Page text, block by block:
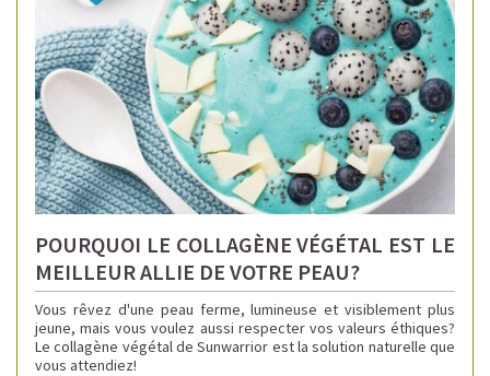
POURQUOI LE COLLAGÈNE VÉGÉTAL EST LE
MEILLEUR ALLIE DE VOTRE PEAU?
Vous rêvez d'une peau ferme, lumineuse et visiblement plus
jeune, mais vous voulez aussi respecter vos valeurs éthiques?
Le collagène végétal de Sunwarrior est la solution naturelle que
vous attendiez!